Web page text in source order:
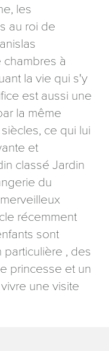
les
au roi de
chambres à
la vie qui s'y
est aussi une
la même
ce qui lui
et
classé Jardin
du
récemment
sont
particulière , des
princesse et un
une visite